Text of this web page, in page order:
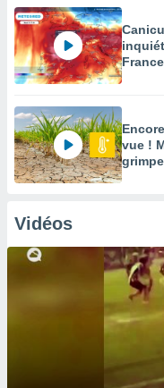
vue !
Vidéos